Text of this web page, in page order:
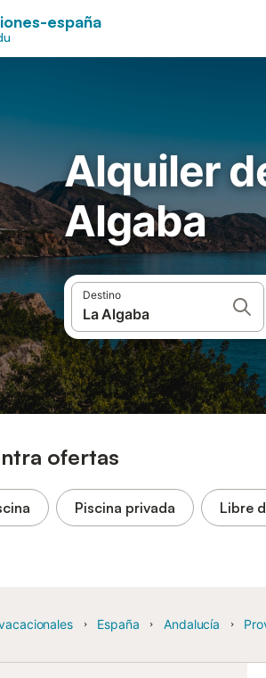
españa
Alquiler
Algaba
Destino
ofertas
Piscina privada Libre
España Andalucía